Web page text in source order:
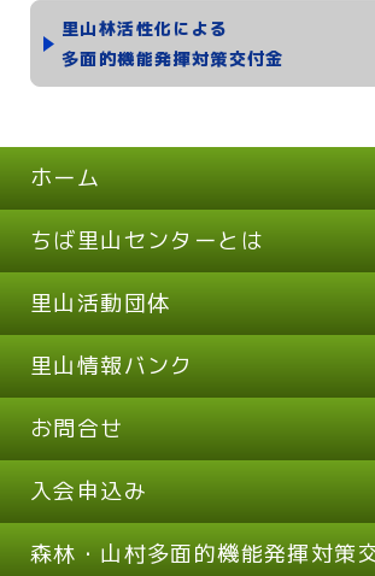
里山林活性化による
多面的機能発揮対策交付金
ホーム
ちば里山センターとは
里山活動団体
里山情報バンク
お問合せ
入会申込み
森林・山村多面的機能発揮対策